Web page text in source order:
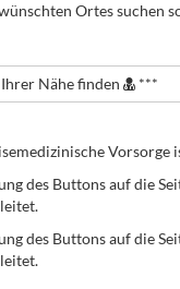
Ortes
Nähe finden ***
Vorsorge
des Buttons auf die
des Buttons auf die